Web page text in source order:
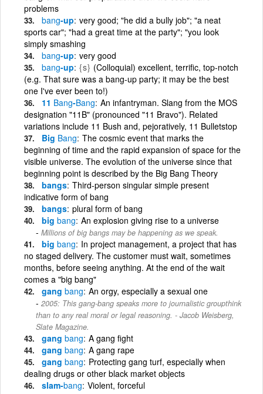
problems
bang-up very good; "he did a bully job"; "a neat
sports car"; "had a great time at the party"; "you look
simply smashing
bang-up very good
bang-up {s} (Colloquial) excellent, terrific, top-notch
(e.g. That sure was a bang-up party; it may be the best
one I've ever been to!)
11 Bang-Bang An infantryman. Slang from the MOS
designation "11B" (pronounced "11 Bravo"). Related
variations include 11 Bush and, pejoratively, 11 Bulletstop
Big Bang The cosmic event that marks the
beginning of time and the rapid expansion of space for the
visible universe. The evolution of the universe since that
beginning point is described by the Big Bang Theory
bangs Third-person singular simple present
indicative form of bang
bangs plural form of bang
big bang An explosion giving rise to a universe
Millions of big bangs may be happening as we speak.
big bang In project management, a project that has
no staged delivery. The customer must wait, sometimes
months, before seeing anything. At the end of the wait
comes a "big bang"
gang bang An orgy, especially a sexual one
2005: This gang-bang speaks more to journalistic groupthink
than to any real moral or legal reasoning. - Jacob Weisberg,
Slate Magazine.
gang bang A gang fight
gang bang A gang rape
gang bang Protecting gang turf, especially when
dealing drugs or other black market objects
slam-bang Violent, forceful